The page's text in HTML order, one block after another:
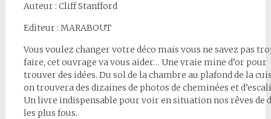
Auteur : Cliff Stanfford
Editeur : MARABOUT
Vous voulez changer votre déco mais vous ne savez pas
faire, cet ouvrage va vous aider… Une vraie mine d’or pour
trouver des idées. Du sol de la chambre au plafond de la
on trouvera des dizaines de photos de cheminées et
Un livre indispensable pour voir en situation nos rêves de
les plus fous.